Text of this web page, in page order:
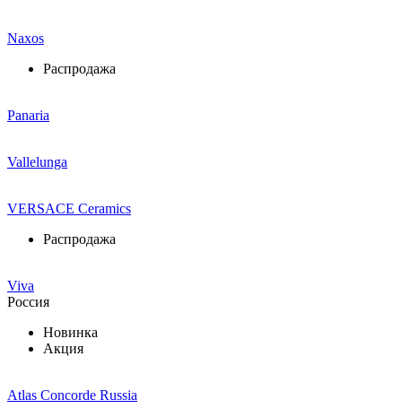
Naxos
Распродажа
Panaria
Vallelunga
VERSACE Ceramics
Распродажа
Viva
Россия
Новинка
Акция
Atlas Concorde Russia